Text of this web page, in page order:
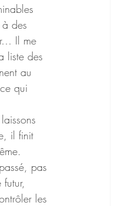
des
Il me
liste des
au
qui
il finit
pas
les